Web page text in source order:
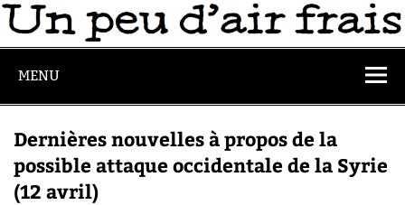
MENU
Dernières nouvelles à propos de la
possible attaque occidentale de la Syrie
(12 avril)